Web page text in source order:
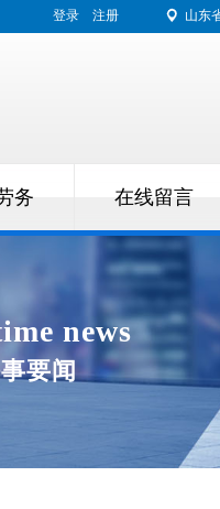
登录 注册 山东
务 在线留言
news
要闻